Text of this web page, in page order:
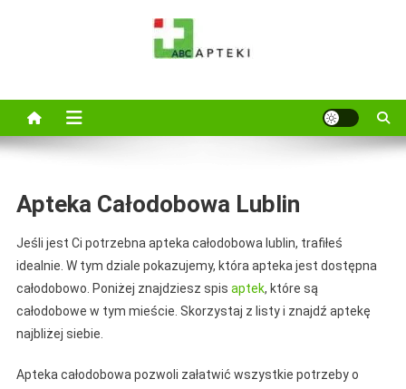
Apteka Całodobowa Lublin
Jeśli jest Ci potrzebna apteka całodobowa lublin, trafiłeś
idealnie. W tym dziale pokazujemy, która apteka jest dostępna
całodobowo. Poniżej znajdziesz spis aptek, które są
całodobowe w tym mieście. Skorzystaj z listy i znajdź aptekę
najbliżej siebie.
Apteka całodobowa pozwoli załatwić wszystkie potrzeby o